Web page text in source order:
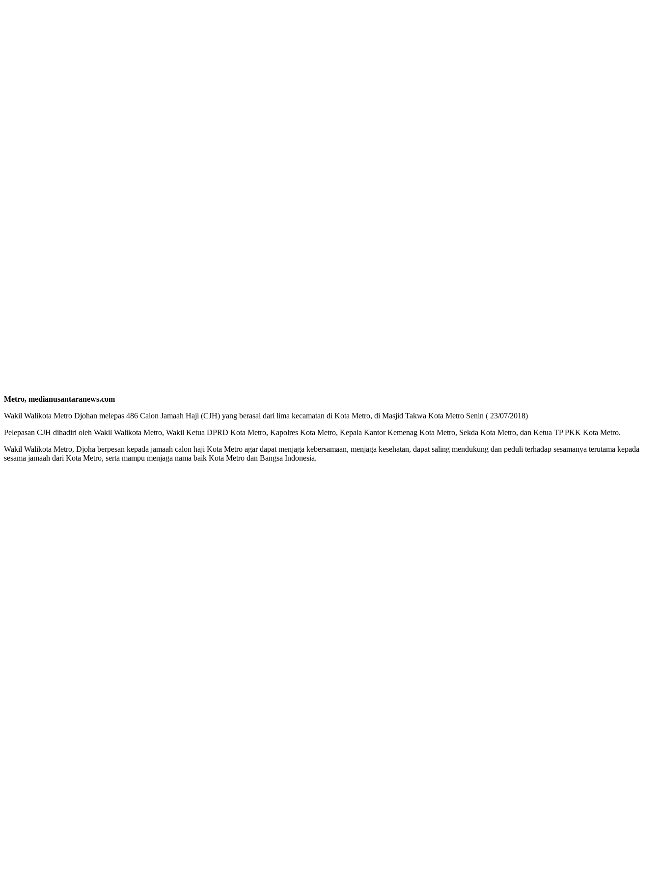
Metro, medianusantaranews.com
Wakil Walikota Metro Djohan melepas 486 Calon Jamaah Haji (CJH) yang berasal dari lima kecamatan di Kota Metro, di Masjid Takwa Kota Metro Senin ( 23/07/2018)
Pelepasan CJH dihadiri oleh Wakil Walikota Metro, Wakil Ketua DPRD Kota Metro, Kapolres Kota Metro, Kepala Kantor Kemenag Kota Metro, Sekda Kota Metro, dan Ketua TP PKK Kota Metro.
Wakil Walikota Metro, Djoha berpesan kepada jamaah calon haji Kota Metro agar dapat menjaga kebersamaan, menjaga kesehatan, dapat saling mendukung dan peduli terhadap sesamanya terutama kepada
sesama jamaah dari Kota Metro, serta mampu menjaga nama baik Kota Metro dan Bangsa Indonesia.